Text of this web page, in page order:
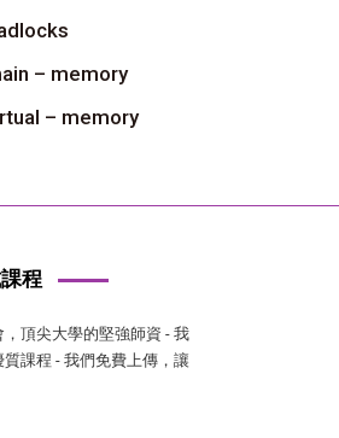
– memory
– memory
程
頂尖大學的堅強師資 - 我
課程 - 我們免費上傳，讓